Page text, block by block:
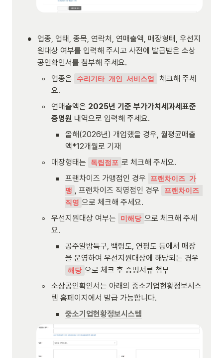
•
업종, 업태, 종목, 연락처, 연매출액, 매장형태, 우선지
원대상 여부를 입력해 주시고 사전에 발급받은 소상
공인확인서를 첨부해 주세요.
◦ 업종은 수리기타 개인 서비스업
체크해 주세
요.
◦ 연매출액은 2025년 기준 부가가치세과세표준
증명원 내역으로 입력해 주세요.
▪
올해(2026년) 개업했을 경우, 월평균매출
액*12개월로 기재
◦ 매장형태는 독립점포 로 체크해 주세요.
▪ 프랜차이즈 가맹점인 경우
프랜차이즈 가
맹 , 프랜차이즈 직영점인 경우
프랜차이즈
직영 으로 체크해 주세요.
◦ 우선지원대상 여부는 미해당 으로 체크해 주세
요.
▪
공주알밤특구, 백령도, 연평도 등에서 매장
해당 으로 체크 후 증빙서류 첨부
◦
소상공인확인서는 아래의 중소기업현황정보시스
템 홈페이지에서 발급 가능합니다.
▪ 중소기업현황정보시스템